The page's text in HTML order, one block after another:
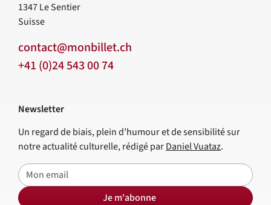
1347Le Sentier
Suisse
contact@monbillet.ch
+41 (0)24 543 00 74
Newsletter
Un regard de biais, plein d’humour et de sensibilité sur
notre actualité culturelle, rédigé parDaniel Vuataz.
E-mail
Je m'abonne